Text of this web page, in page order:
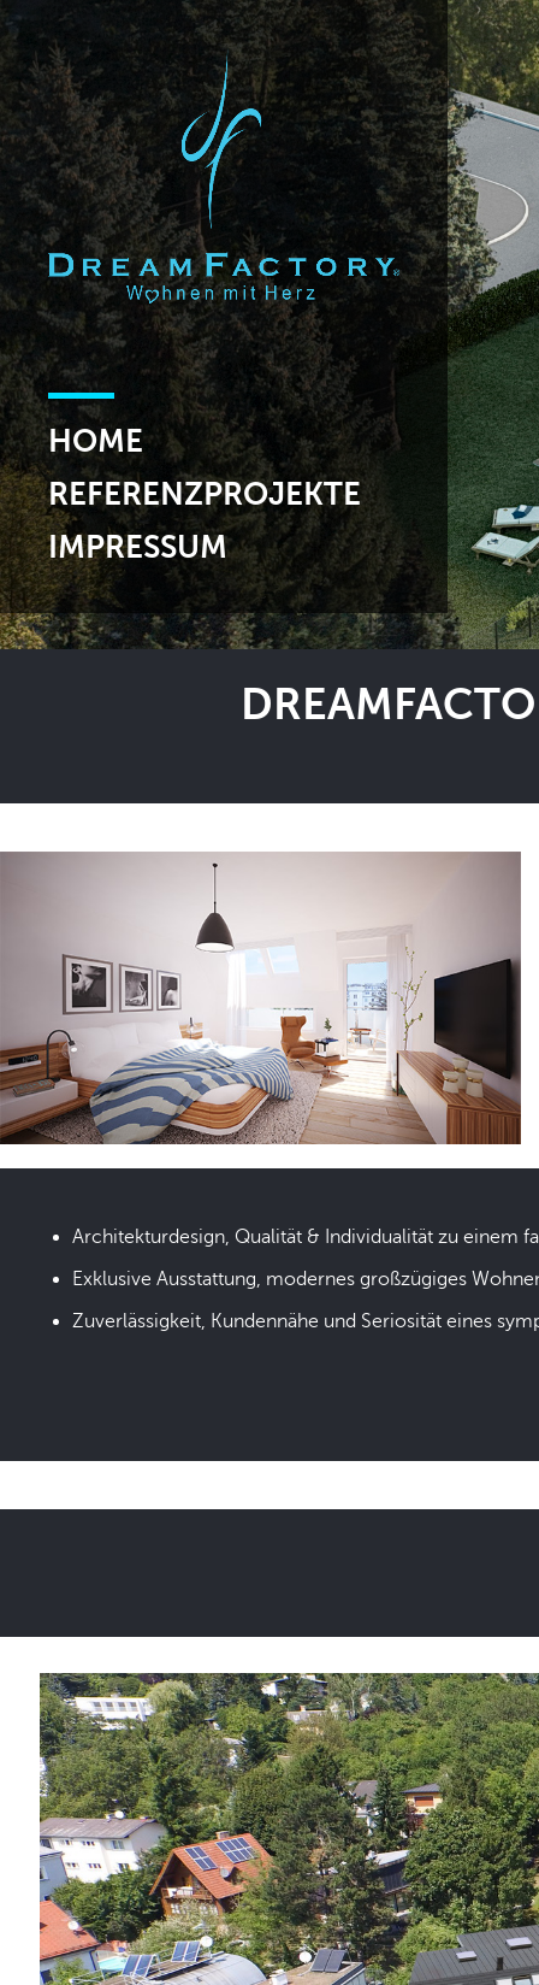
HOME
REFERENZPROJEKTE
IMPRESSUM
Architekturdesign, Qualität & Individualität zu einem
Exklusive Ausstattung, modernes großzügiges
Zuverlässigkeit, Kundennähe und Seriosität eines